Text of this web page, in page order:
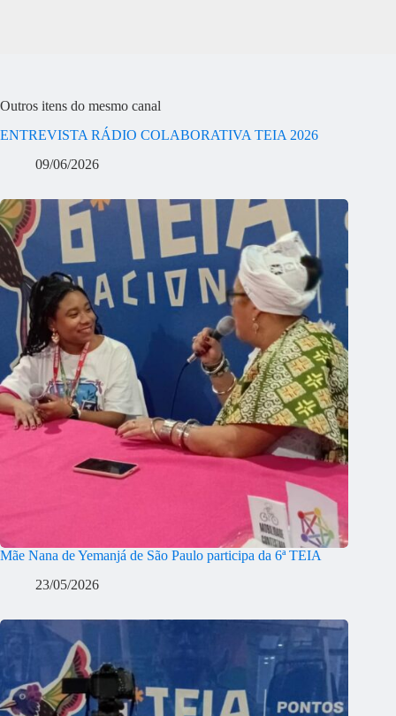
Outros itens do mesmo canal
ENTREVISTA RÁDIO COLABORATIVA TEIA 2026
09/06/2026
Mãe Nana de Yemanjá de São Paulo participa da 6ª TEIA
23/05/2026